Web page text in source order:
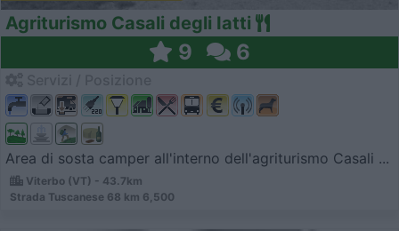
Agriturismo Casali degli Iatti
9 6
Area di sosta camper all'interno dell'agriturismo Casali ...
Viterbo (VT) - 43.7km
Strada Tuscanese 68 km 6,500